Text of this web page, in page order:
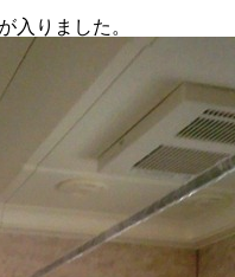
入りました。